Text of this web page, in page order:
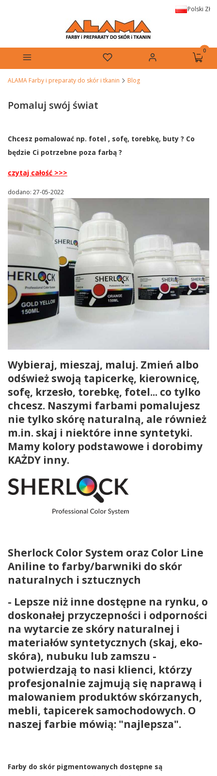
Polski Zł
Menu Ulubione Zaloguj się Koszyk
ALAMA Farby i preparaty do skór i tkanin Blog
Pomaluj swój świat
Chcesz pomalować np. fotel , sofę, torebkę, buty ? Co
będzie Ci potrzebne poza farbą ?
czytaj całość >>>
dodano: 27-05-2022
Wybieraj, mieszaj, maluj. Zmień albo
odśwież swoją tapicerkę, kierownicę,
sofę, krzesło, torebkę, fotel... co tylko
chcesz. Naszymi farbami pomalujesz
nie tylko skórę naturalną, ale również
m.in. skaj i niektóre inne syntetyki.
Mamy kolory podstawowe i dorobimy
KAŻDY inny.
Sherlock Color System oraz Color Line
Aniline to farby/barwniki do skór
naturalnych i sztucznych
- Lepsze niż inne dostępne na rynku, o
doskonałej przyczepności i odporności
na wytarcie ze skóry naturalnej i
materiałów syntetycznych (skaj, eko-
skóra), nubuku lub zamszu -
potwierdzają to nasi klienci, którzy
profesjonalnie zajmują się naprawą i
malowaniem produktów skórzanych,
mebli, tapicerek samochodowych. O
naszej farbie mówią: "najlepsza".
Farby do skór pigmentowanych dostępne są